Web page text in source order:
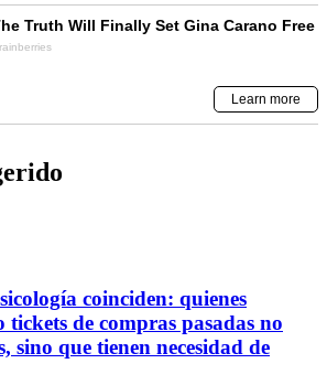
coinciden: quienes
de compras pasadas no
sino que tienen necesidad de